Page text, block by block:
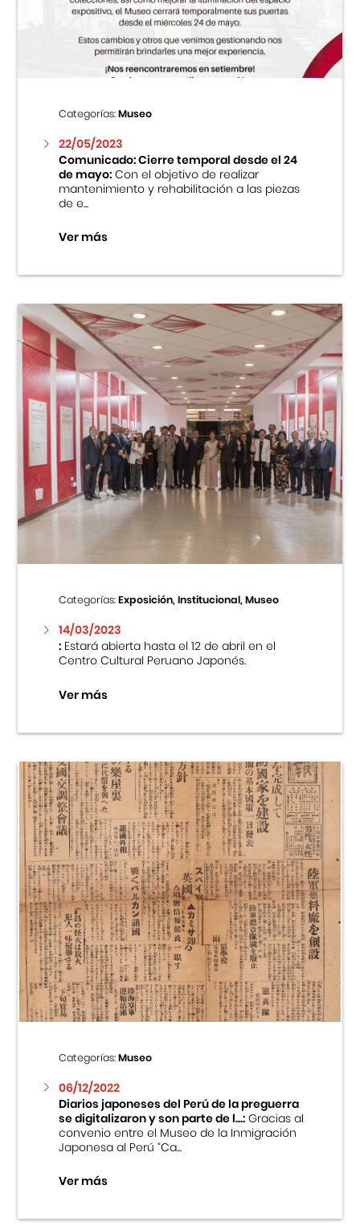
Centro Cultural Peruano Japonés
Museo de la Inmigración Japonesa
Fondo Editorial
Teatro Peruano Japonés
Categorías:Museo
22/05/2023
Comunicado: Cierre temporal desde el 24
de mayo:Con el objetivo de realizar
mantenimiento y rehabilitación a las piezas
de e...
Ver más
Categorías:Exposición, Institucional, Museo
14/03/2023
:Estará abierta hasta el 12 de abril en el
Centro Cultural Peruano Japonés.
Ver más
Categorías:Museo
06/12/2022
Diarios japoneses del Perú de la preguerra
se digitalizaron y son parte de l...:Gracias al
convenio entre el Museo de la Inmigración
Japonesa al Perú “Ca...
Ver más